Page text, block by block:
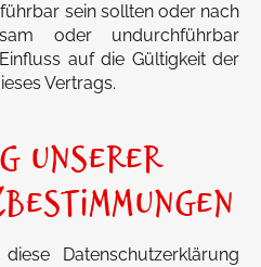
sein sollten oder nach
oder undurchführbar
auf die Gültigkeit der
Vertrags.
Datenschutzerklärung